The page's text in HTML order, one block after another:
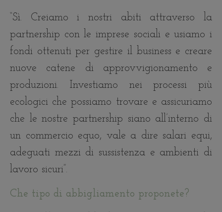
“Sì. Creiamo i nostri abiti attraverso la
partnership con le imprese sociali e usiamo i
fondi ottenuti per gestire il business e creare
nuove catene di approvvigionamento e
produzioni. Investiamo nei processi più
ecologici che possiamo trovare e assicuriamo
che le nostre partnership siano all’interno di
un commercio equo, vale a dire salari equi,
adeguati mezzi di sussistenza e ambienti di
lavoro sicuri”.
Che tipo di abbigliamento proponete?